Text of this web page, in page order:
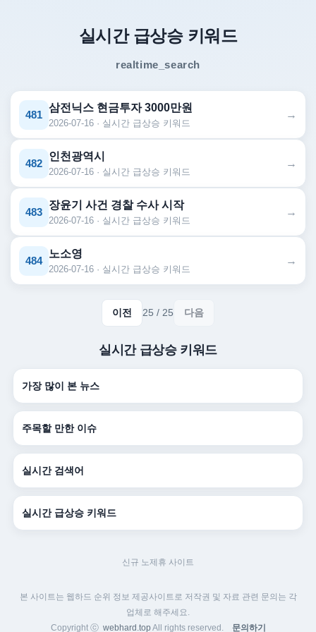
실시간 급상승 키워드
realtime_search
481
삼전닉스 현금투자 3000만원
2026-07-16 · 실시간 급상승 키워드
→
482
인천광역시
2026-07-16 · 실시간 급상승 키워드
→
483
장윤기 사건 경찰 수사 시작
2026-07-16 · 실시간 급상승 키워드
→
484
노소영
2026-07-16 · 실시간 급상승 키워드
→
이전 25 / 25 다음
실시간 급상승 키워드
가장 많이 본 뉴스
주목할 만한 이슈
실시간 검색어
실시간 급상승 키워드
신규 노제휴 사이트
본 사이트는 웹하드 순위 정보 제공사이트로 저작권 및 자료 관련 문의는 각
업체로 해주세요.
Copyright ⓒ webhard.top All rights reserved. 문의하기